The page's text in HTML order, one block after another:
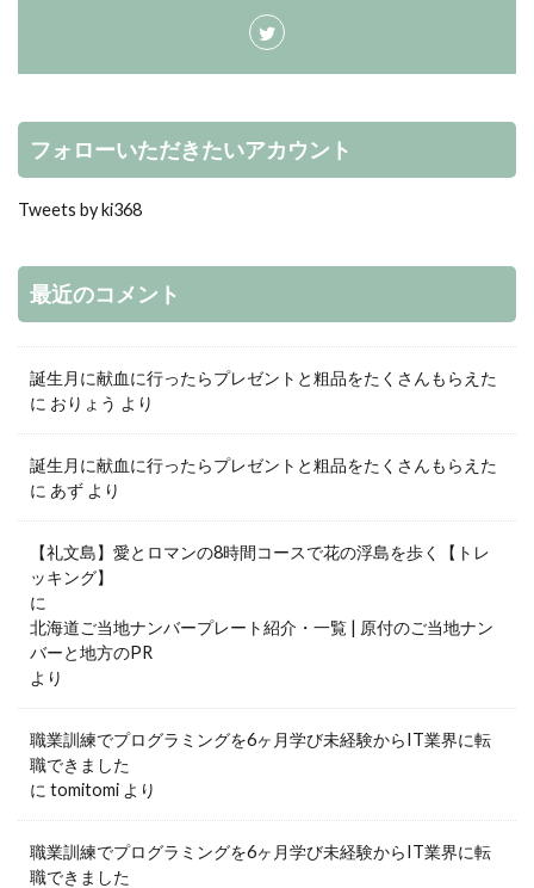
フォローいただきたいアカウント
Tweets by ki368
最近のコメント
誕生月に献血に行ったらプレゼントと粗品をたくさんもらえた
に おりょう より
誕生月に献血に行ったらプレゼントと粗品をたくさんもらえた
に あず より
【礼文島】愛とロマンの8時間コースで花の浮島を歩く【トレ
ッキング】
に
北海道ご当地ナンバープレート紹介・一覧 | 原付のご当地ナン
バーと地方のPR
より
職業訓練でプログラミングを6ヶ月学び未経験からIT業界に転
職できました
に tomitomi より
職業訓練でプログラミングを6ヶ月学び未経験からIT業界に転
職できました